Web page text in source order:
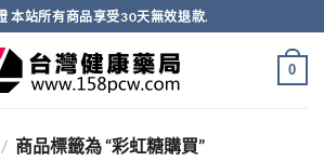
本站所有商品享受30天無效退款.
0
/ 商品標籤為 “彩虹糖購買”